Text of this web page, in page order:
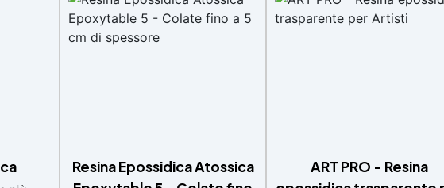
Resina Epossidica Atossica
ART PRO - Resina